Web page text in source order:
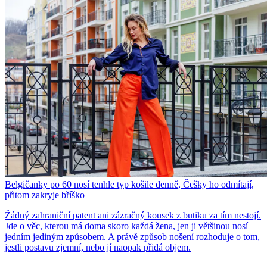
Belgičanky po 60 nosí tenhle typ košile denně, Češky ho odmítají,
přitom zakryje bříško
Žádný zahraniční patent ani zázračný kousek z butiku za tím nestojí.
Jde o věc, kterou má doma skoro každá žena, jen ji většinou nosí
jedním jediným způsobem. A právě způsob nošení rozhoduje o tom,
jestli postavu zjemní, nebo jí naopak přidá objem.